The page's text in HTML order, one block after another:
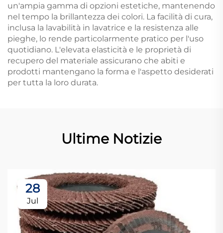
un'ampia gamma di opzioni estetiche, mantenendo
nel tempo la brillantezza dei colori. La facilità di cura,
inclusa la lavabilità in lavatrice e la resistenza alle
pieghe, lo rende particolarmente pratico per l'uso
quotidiano. L'elevata elasticità e le proprietà di
recupero del materiale assicurano che abiti e
prodotti mantengano la forma e l'aspetto desiderati
per tutta la loro durata.
Ultime Notizie
28
Jul